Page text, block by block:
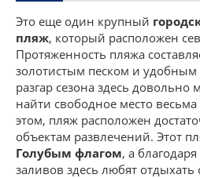
Это еще один крупный
пляж, который расположен
Протяженность пляжа
золотистым песком и
разгар сезона здесь
найти свободное место
этом, пляж расположен
объектам развлечений. Этот
Голубым флагом, а
заливов здесь любят отдыхать